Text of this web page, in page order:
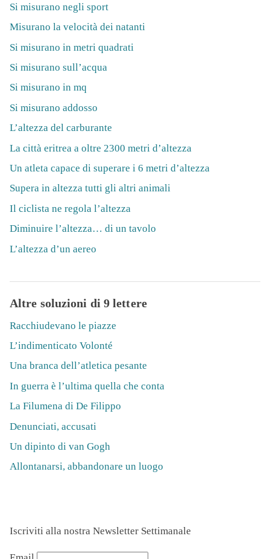
Si misurano negli sport
Misurano la velocità dei natanti
Si misurano in metri quadrati
Si misurano sull’acqua
Si misurano in mq
Si misurano addosso
L’altezza del carburante
La città eritrea a oltre 2300 metri d’altezza
Un atleta capace di superare i 6 metri d’altezza
Supera in altezza tutti gli altri animali
Il ciclista ne regola l’altezza
Diminuire l’altezza… di un tavolo
L’altezza d’un aereo
Altre soluzioni di 9 lettere
Racchiudevano le piazze
L’indimenticato Volonté
Una branca dell’atletica pesante
In guerra è l’ultima quella che conta
La Filumena di De Filippo
Denunciati, accusati
Un dipinto di van Gogh
Allontanarsi, abbandonare un luogo
Iscriviti alla nostra Newsletter Settimanale